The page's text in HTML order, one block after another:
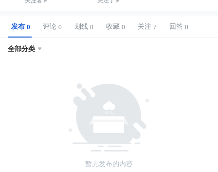
发布 评论 划线 收藏 关注 回答
全部分类 
暂无发布的内容